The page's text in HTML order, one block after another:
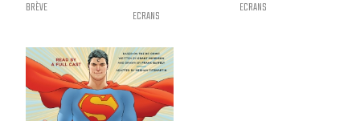
BRÈVE ECRANS ECRANS